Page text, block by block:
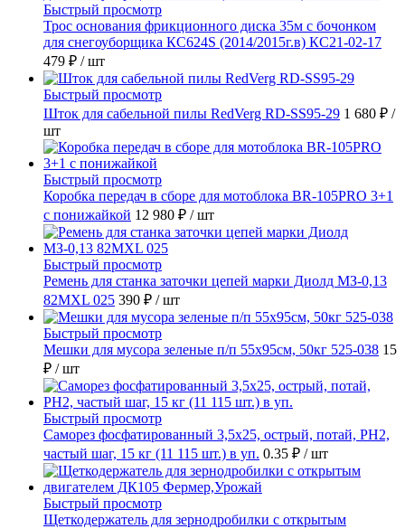
Быстрый просмотр
Трос основания фрикционного диска 35м с бочонком
для снегоуборщика КС624S (2014/2015г.в) КС21-02-17
479 ₽ / шт
Быстрый просмотр
Шток для сабельной пилы RedVerg RD-SS95-29 1 680 ₽ /
шт
Быстрый просмотр
Коробка передач в сборе для мотоблока BR-105PRO 3+1
с понижайкой 12 980 ₽ / шт
Быстрый просмотр
Ремень для станка заточки цепей марки Диолд МЗ-0,13
82MXL 025 390 ₽ / шт
Быстрый просмотр
Мешки для мусора зеленые п/п 55х95см, 50кг 525-038 15
₽ / шт
Быстрый просмотр
Саморез фосфатированный 3,5х25, острый, потай, РН2,
частый шаг, 15 кг (11 115 шт.) в уп. 0.35 ₽ / шт
Быстрый просмотр
Щеткодержатель для зернодробилки с открытым